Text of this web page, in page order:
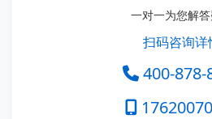
一对一为您解
扫码咨询详
400-878-